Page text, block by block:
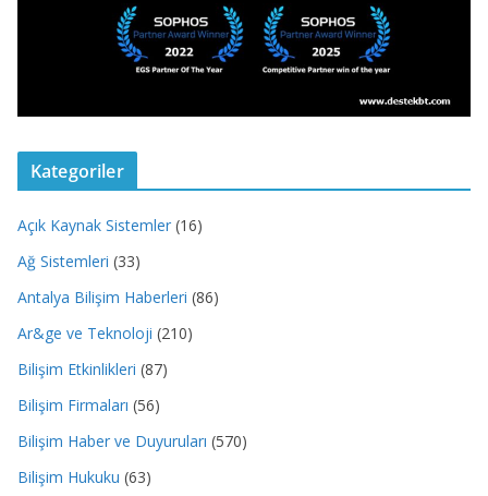
Kategoriler
Açık Kaynak Sistemler (16)
Ağ Sistemleri (33)
Antalya Bilişim Haberleri (86)
Ar&ge ve Teknoloji (210)
Bilişim Etkinlikleri (87)
Bilişim Firmaları (56)
Bilişim Haber ve Duyuruları (570)
Bilişim Hukuku (63)